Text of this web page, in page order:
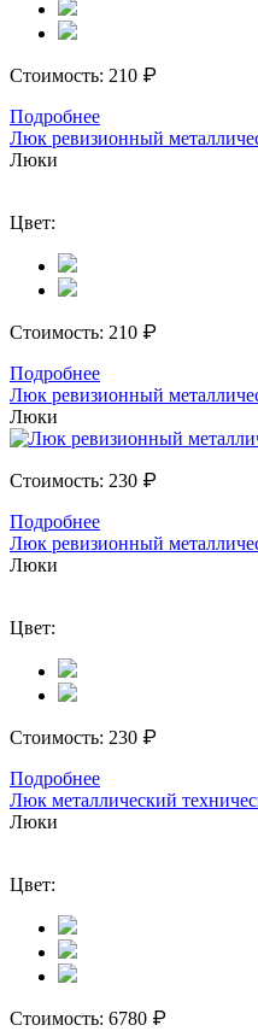
Стоимость: 210 ₽
Подробнее
Люк ревизионный
Люки
Цвет:
Стоимость: 210 ₽
Подробнее
Люк ревизионный
Люки
Стоимость: 230 ₽
Подробнее
Люк ревизионный
Люки
Цвет:
Стоимость: 230 ₽
Подробнее
Люк металлический
Люки
Цвет:
Стоимость: 6780 ₽